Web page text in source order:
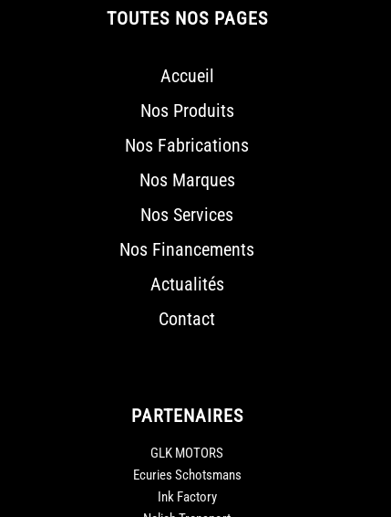
TOUTES NOS PAGES
Accueil
Nos Produits
Nos Fabrications
Nos Marques
Nos Services
Nos Financements
Actualités
Contact
PARTENAIRES
GLK MOTORS
Ecuries Schotsmans
Ink Factory